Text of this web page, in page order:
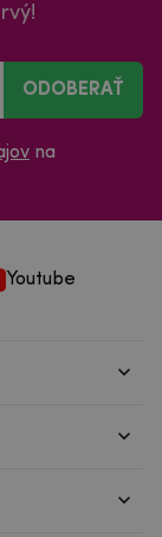
ODOBERAŤ
na
Youtube